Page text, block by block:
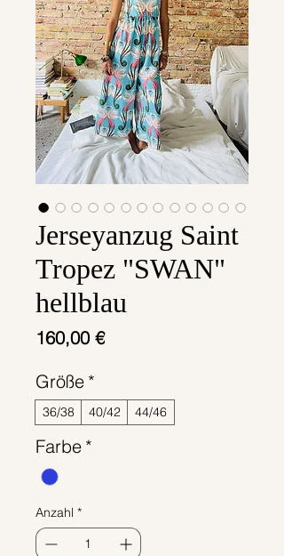
Jerseyanzug Saint
Tropez "SWAN"
hellblau
160,00 €Preis
Größe *
36/38 40/42 44/46
Farbe *
Anzahl *